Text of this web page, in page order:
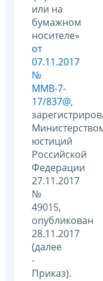
или на
бумажном
носителе»
от
07.11.2017
№
ММВ-7-
17/837@,
юстиций
Российской
Федерации
27.11.2017
№
49015,
опубликован
28.11.2017
(далее
-
Приказ).